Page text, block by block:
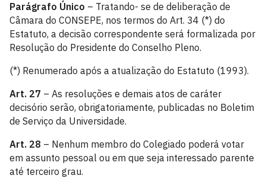
Parágrafo Único – Tratando- se de deliberação de
Câmara do CONSEPE, nos termos do Art. 34 (*) do
Estatuto, a decisão correspondente será formalizada por
Resolução do Presidente do Conselho Pleno.
(*) Renumerado após a atualização do Estatuto (1993).
Art. 27 – As resoluções e demais atos de caráter
decisório serão, obrigatoriamente, publicadas no Boletim
de Serviço da Universidade.
Art. 28 – Nenhum membro do Colegiado poderá votar
em assunto pessoal ou em que seja interessado parente
até terceiro grau.